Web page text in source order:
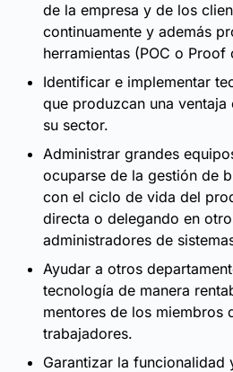
de la empresa y de los
continuamente y además
herramientas (POC o
Identificar e implementar
que produzcan una
su sector.
Administrar grandes
ocuparse de la gestión de
con el ciclo de vida del
directa o delegando en
administradores de
Ayudar a otros
tecnología de manera
mentores de los miembros
trabajadores.
Garantizar la funcionalidad